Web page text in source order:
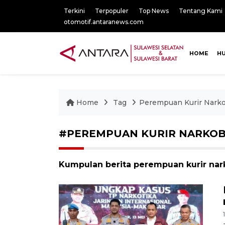
Terkini Terpopuler Top News
Tentang Kami
otomotif.antaranews.com
HOME
Home Tag Perempuan Kurir
#PEREMPUAN KURIR
Kumpulan berita perempuan kurir